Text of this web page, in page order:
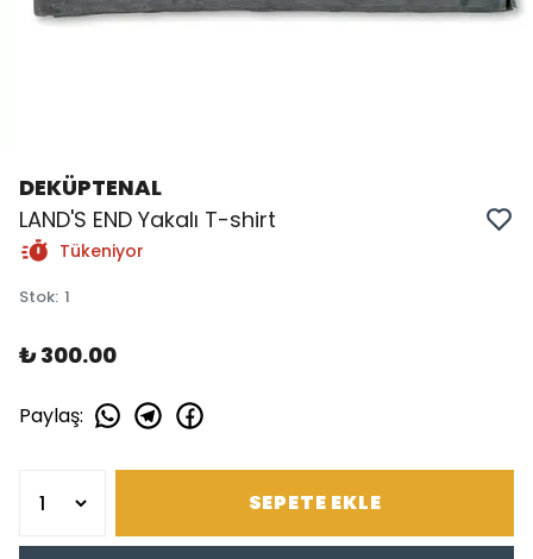
DEKÜPTENAL
LAND'S END Yakalı T-shirt
Tükeniyor
Stok: 1
₺ 300.00
Paylaş:
SEPETE EKLE